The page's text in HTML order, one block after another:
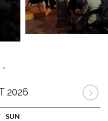
2026
SUN